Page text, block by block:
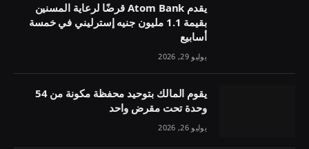
يقدم Atom Bank قرضًا لرعاية المسنين
بقيمة 1.1 مليون جنيه إسترليني في خمسة
أسابيع
يوليو 29, 2026
يقوم المالك بتوحيد محفظة مكونة من 54
وحدة تحت مقرض واحد
يوليو 26, 2026